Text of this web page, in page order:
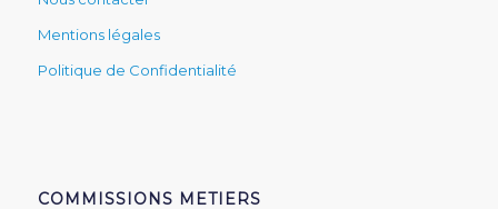
Mentions légales
Politique de Confidentialité
COMMISSIONS METIERS